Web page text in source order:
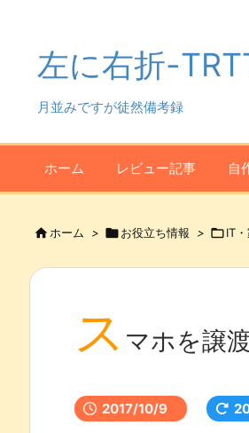
左に右折-
月並みですが徒然備考録
ホーム レビュー記事 自
ホーム > お役立ち情報 > IT
ス マホを譲
2017/10/9